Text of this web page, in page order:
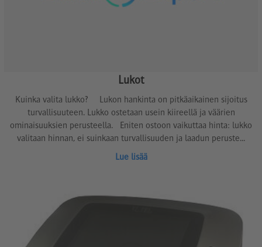
Lukot
Kuinka valita lukko? Lukon hankinta on pitkäaikainen sijoitus
turvallisuuteen. Lukko ostetaan usein kiireellä ja väärien
ominaisuuksien perusteella. Eniten ostoon vaikuttaa hinta: lukko
valitaan hinnan, ei suinkaan turvallisuuden ja laadun peruste...
Lue lisää